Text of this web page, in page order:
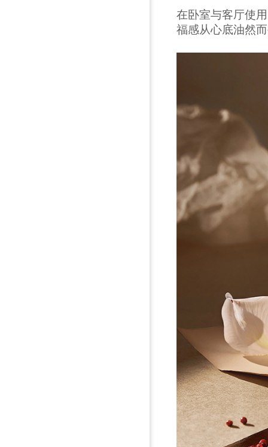
在卧室与客厅使
福感从心底油然